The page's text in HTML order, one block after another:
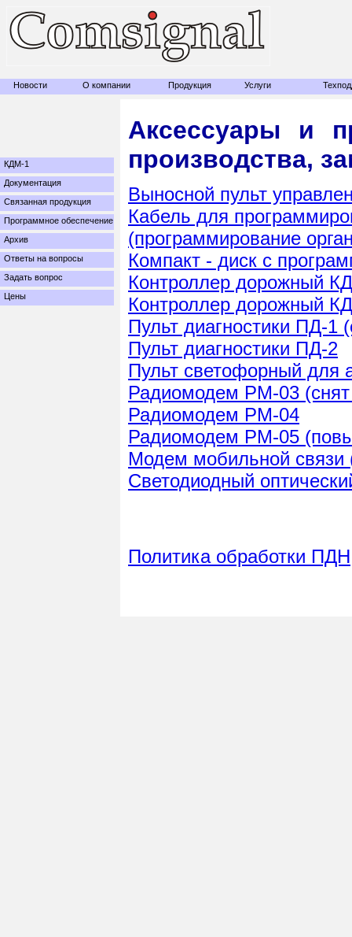
Новости О компании Продукция Услуги
КДМ-1
Документация
Связанная продукция
Программное обеспечение
Архив
Ответы на вопросы
Задать вопрос
Цены
Аксессуары и
производства,
Выносной пульт
Кабель для
(программирование
Компакт - диск с
Контроллер дорожный
Контроллер дорожный
Пульт диагностики ПД-1
Пульт диагностики ПД-2
Пульт светофорный для
Радиомодем РМ-03 (снят
Радиомодем РМ-04
Радиомодем РМ-05
Модем мобильной
Светодиодный
Политика обработки ПДН